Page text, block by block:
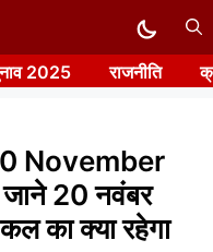
2025 राजनीति
November
20 नवंबर
का क्या रहेगा